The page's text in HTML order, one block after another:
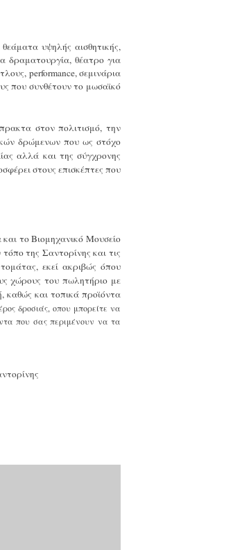
υψηλής αισθητικής,
δραματουργία, θέατρο για
ς, performance, σεμινάρια
που συνθέτουν το μωσαϊκό
στον πολιτισμό, την
δρώμενων που ως στόχο
αλλά και της σύγχρονης
στους επισκέπτες που
το Βιομηχανικό Μουσείο
της Σαντορίνης και τις
εκεί ακριβώς όπου
χώρους του πωλητήριο με
καθώς και τοπικά προϊόντα
δροσιάς, οπου μπορείτε να
που σας περιμένουν να τα